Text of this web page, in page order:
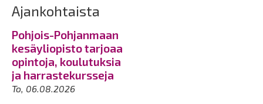
Ajankohtaista
Pohjois-Pohjanmaan
kesäyliopisto tarjoaa
opintoja, koulutuksia
ja harrastekursseja
To, 06.08.2026